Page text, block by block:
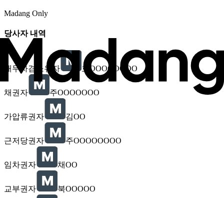
Madang Only
당사자 내역
채무자겸소유자 호OOOOOOOO
채권자 주OOOOOOO
가압류권자 김OO
근저당권자 주OOOOOOOO
임차권자 채OO
교부권자 북OOOOO